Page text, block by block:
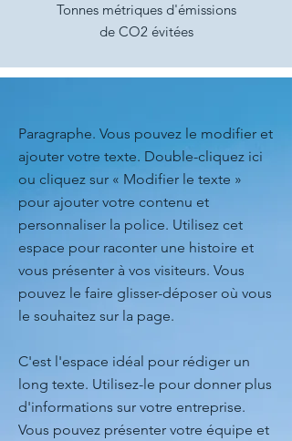
Tonnes métriques d'émissions
de CO2 évitées
Paragraphe. Vous pouvez le modifier et
ajouter votre texte. Double-cliquez ici
ou cliquez sur « Modifier le texte »
pour ajouter votre contenu et
personnaliser la police. Utilisez cet
espace pour raconter une histoire et
vous présenter à vos visiteurs. Vous
pouvez le faire glisser-déposer où vous
le souhaitez sur la page.
C'est l'espace idéal pour rédiger un
long texte. Utilisez-le pour donner plus
d'informations sur votre entreprise.
Vous pouvez présenter votre équipe et